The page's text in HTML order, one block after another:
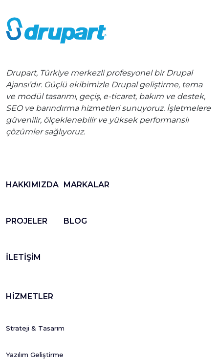
Drupart, Türkiye merkezli profesyonel bir Drupal
Ajansı’dır. Güçlü ekibimizle Drupal geliştirme, tema
ve modül tasarımı, geçiş, e-ticaret, bakım ve destek,
SEO ve barındırma hizmetleri sunuyoruz. İşletmelere
güvenilir, ölçeklenebilir ve yüksek performanslı
çözümler sağlıyoruz.
HAKKIMIZDA MARKALAR
PROJELER BLOG
İLETİŞİM
HİZMETLER
Strateji & Tasarım
Yazılım Geliştirme